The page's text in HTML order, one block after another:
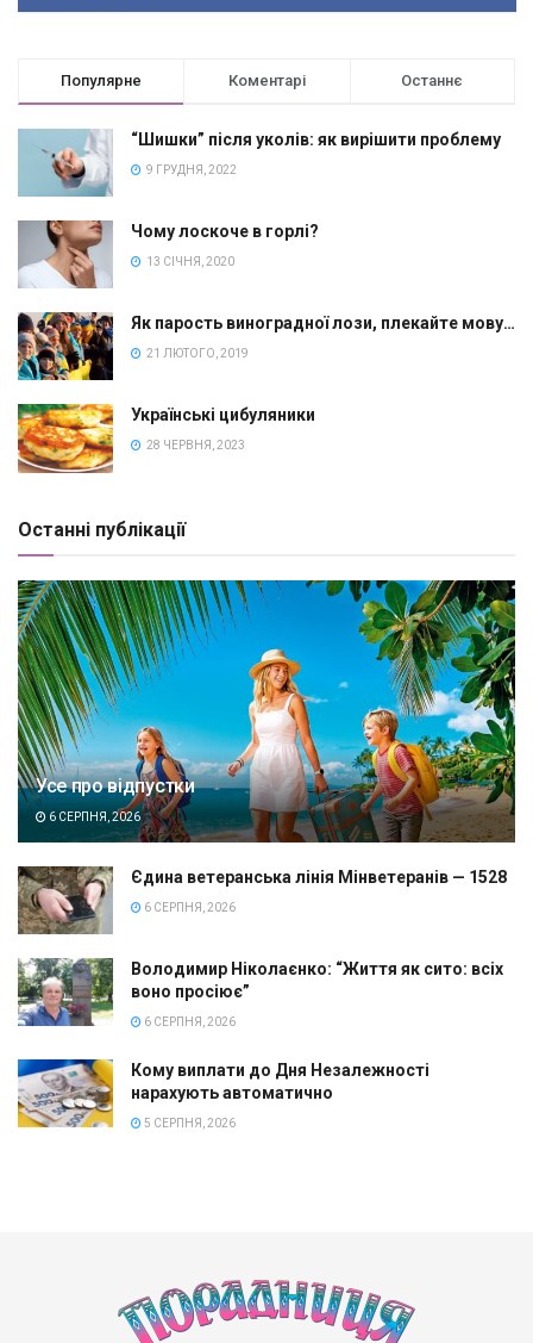
Популярне Коментарі Останнє
“Шишки” після уколів: як вирішити проблему
9 ГРУДНЯ, 2022
Чому лоскоче в горлі?
13 СІЧНЯ, 2020
Як парость виноградної лози, плекайте мову…
21 ЛЮТОГО, 2019
Українські цибуляники
28 ЧЕРВНЯ, 2023
Останні публікації
Усе про відпустки
6 СЕРПНЯ, 2026
Єдина ветеранська лінія Мінветеранів — 1528
6 СЕРПНЯ, 2026
Володимир Ніколаєнко: “Життя як сито: всіх
воно просіює”
6 СЕРПНЯ, 2026
Кому виплати до Дня Незалежності
нарахують автоматично
5 СЕРПНЯ, 2026